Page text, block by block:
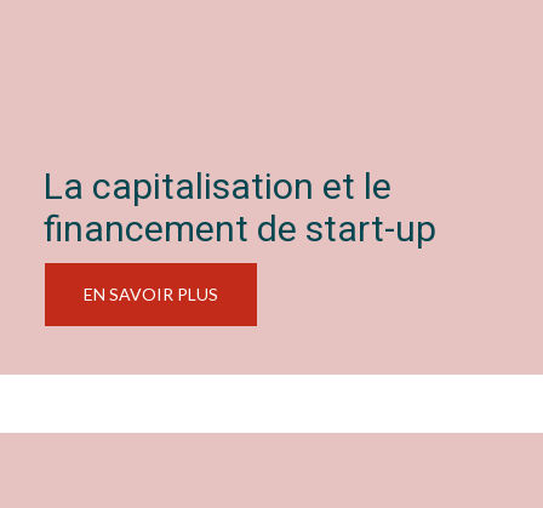
La capitalisation et le
financement de start-up
EN SAVOIR PLUS